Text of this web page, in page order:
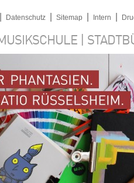
Datenschutz Sitemap Intern